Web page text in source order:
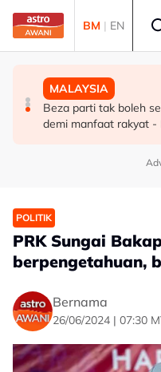
Skip to main content
BM | EN
MALAYSIA
Pengacara, ahli
audio siar sentuh isu
DUNIA
PM Thailand arah
selepas insiden
MALAYSIA
Beza parti tak boleh
demi manfaat rakyat -
POLITIK
PRK Sungai
berpengetahuan,
Bernama
26/06/2024 | 07:30